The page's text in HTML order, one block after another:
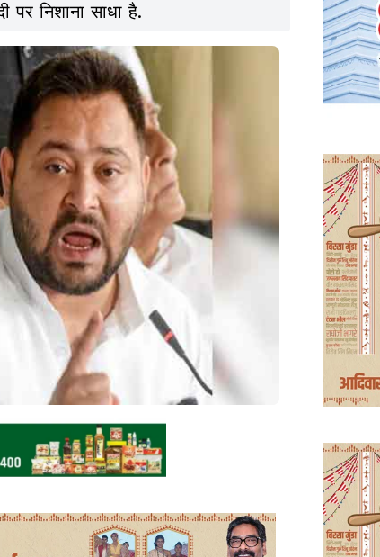
पर निशाना साधा है.